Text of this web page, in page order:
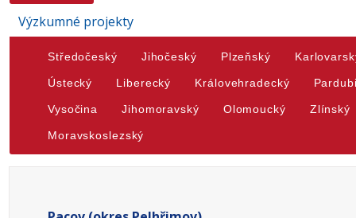
Výzkumné projekty
Středočeský Jihočeský Plzeňský
Ústecký Liberecký Královehradecký
Vysočina Jihomoravský Olomoucký Zlínský
Moravskoslezský